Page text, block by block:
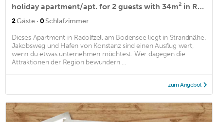
holiday apartment/apt. for 2 guests with 34m² in Radolfzell am Bodensee (145125)
2Gäste · 0 Schlafzimmer
Dieses Apartment in Radolfzell am Bodensee liegt in Strandnähe.
Jakobsweg und Hafen von Konstanz sind einen Ausflug wert,
wenn du etwas unternehmen möchtest. Wer dagegen die
Attraktionen der Region bewundern ...
zum Angebot